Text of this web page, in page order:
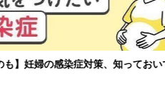
の感染症対策、知っておいて！